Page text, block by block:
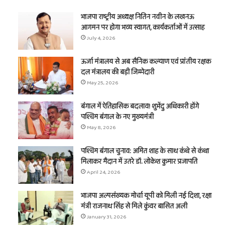
भाजपा राष्ट्रीय अध्यक्ष नितिन नवीन के लखनऊ
आगमन पर होगा भव्य स्वागत, कार्यकर्ताओं में उत्साह
July 4, 2026
ऊर्जा मंत्रालय से अब सैनिक कल्याण एवं प्रांतीय रक्षक
दल मंत्रालय की बड़ी जिम्मेदारी
May 25, 2026
बंगाल में ऐतिहासिक बदलाव! शुभेंदु अधिकारी होंगे
पश्चिम बंगाल के नए मुख्यमंत्री
May 8, 2026
पश्चिम बंगाल चुनाव: अमित शाह के साथ कंधे से कंधा
मिलाकर मैदान में उतरे डॉ. लोकेश कुमार प्रजापति
April 24, 2026
भाजपा अल्पसंख्यक मोर्चा यूपी को मिली नई दिशा, रक्षा
मंत्री राजनाथ सिंह से मिले कुंवर बासित अली
January 31, 2026